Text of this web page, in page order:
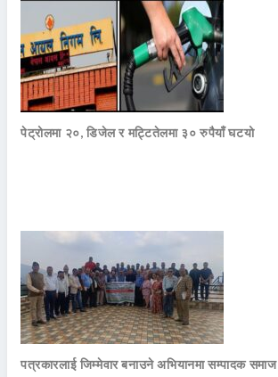
पेट्रोलमा २०, डिजेल र मट्टितेलमा ३० रुपैयाँ घटयो
पत्रकारलाई जिम्मेवार बनाउने अभियानमा सम्पादक समाज